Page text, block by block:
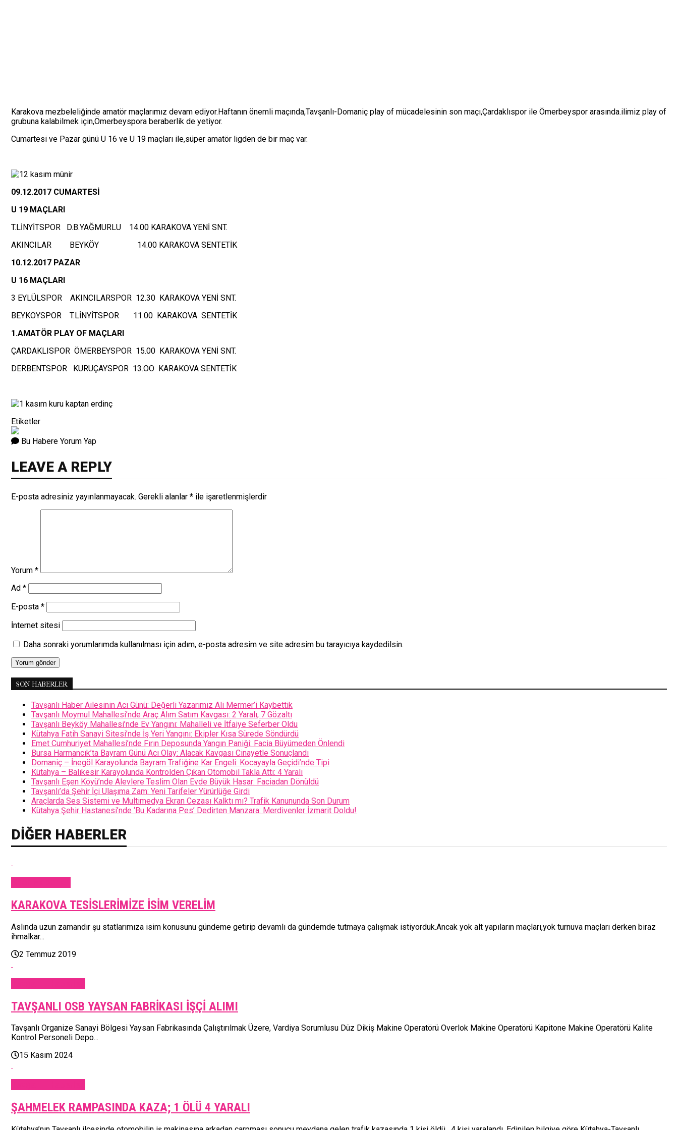
Karakova mezbeleliğinde amatör maçlarımız devam ediyor.Haftanın önemli maçında,Tavşanlı-Domaniç play of mücadelesinin son maçı,Çardaklıspor ile Ömerbeyspor arasında.ilimiz play of
grubuna kalabilmek için,Ömerbeyspora beraberlik de yetiyor.
Cumartesi ve Pazar günü U 16 ve U 19 maçları ile,süper amatör ligden de bir maç var.
09.12.2017 CUMARTESİ
U 19 MAÇLARI
T.LİNYİTSPOR D.B.YAĞMURLU 14.00 KARAKOVA YENİ SNT.
AKINCILAR BEYKÖY 14.00 KARAKOVA SENTETİK
10.12.2017 PAZAR
U 16 MAÇLARI
3 EYLÜLSPOR AKINCILARSPOR 12.30 KARAKOVA YENİ SNT.
BEYKÖYSPOR T.LİNYİTSPOR 11.00 KARAKOVA SENTETİK
1.AMATÖR PLAY OF MAÇLARI
ÇARDAKLISPOR ÖMERBEYSPOR 15.00 KARAKOVA YENİ SNT.
DERBENTSPOR KURUÇAYSPOR 13.OO KARAKOVA SENTETİK
Etiketler
Bu Habere Yorum Yap
LEAVE A REPLY
E-posta adresiniz yayınlanmayacak. Gerekli alanlar * ile işaretlenmişlerdir
Yorum *
Ad *
E-posta *
İnternet sitesi
Daha sonraki yorumlarımda kullanılması için adım, e-posta adresim ve site adresim bu tarayıcıya kaydedilsin.
SON HABERLER
Tavşanlı Haber Ailesinin Acı Günü: Değerli Yazarımız Ali Mermer’i Kaybettik
Tavşanlı Moymul Mahallesi’nde Araç Alım Satım Kavgası: 2 Yaralı, 7 Gözaltı
Tavşanlı Beyköy Mahallesi’nde Ev Yangını: Mahalleli ve İtfaiye Seferber Oldu
Kütahya Fatih Sanayi Sitesi’nde İş Yeri Yangını: Ekipler Kısa Sürede Söndürdü
Emet Cumhuriyet Mahallesi’nde Fırın Deposunda Yangın Paniği: Facia Büyümeden Önlendi
Bursa Harmancık’ta Bayram Günü Acı Olay: Alacak Kavgası Cinayetle Sonuçlandı
Domaniç – İnegöl Karayolunda Bayram Trafiğine Kar Engeli: Kocayayla Geçidi’nde Tipi
Kütahya – Balıkesir Karayolunda Kontrolden Çıkan Otomobil Takla Attı: 4 Yaralı
Tavşanlı Eşen Köyü’nde Alevlere Teslim Olan Evde Büyük Hasar: Faciadan Dönüldü
Tavşanlı’da Şehir İçi Ulaşıma Zam: Yeni Tarifeler Yürürlüğe Girdi
Araçlarda Ses Sistemi ve Multimedya Ekran Cezası Kalktı mı? Trafik Kanununda Son Durum
Kütahya Şehir Hastanesi’nde ‘Bu Kadarına Pes’ Dedirten Manzara: Merdivenler İzmarit Doldu!
DIĞER HABERLER
KARAKOVA TESİSLERİMİZE İSİM VERELİM
Aslında uzun zamandır şu statlarımıza isim konusunu gündeme getirip devamlı da gündemde tutmaya çalışmak istiyorduk.Ancak yok alt yapıların maçları,yok turnuva maçları derken biraz
ihmalkar...
2 Temmuz 2019
TAVŞANLI OSB YAYSAN FABRİKASI İŞÇİ ALIMI
Tavşanlı Organize Sanayi Bölgesi Yaysan Fabrikasında Çalıştırılmak Üzere, Vardiya Sorumlusu Düz Dikiş Makine Operatörü Overlok Makine Operatörü Kapitone Makine Operatörü Kalite
Kontrol Personeli Depo...
15 Kasım 2024
ŞAHMELEK RAMPASINDA KAZA; 1 ÖLÜ 4 YARALI